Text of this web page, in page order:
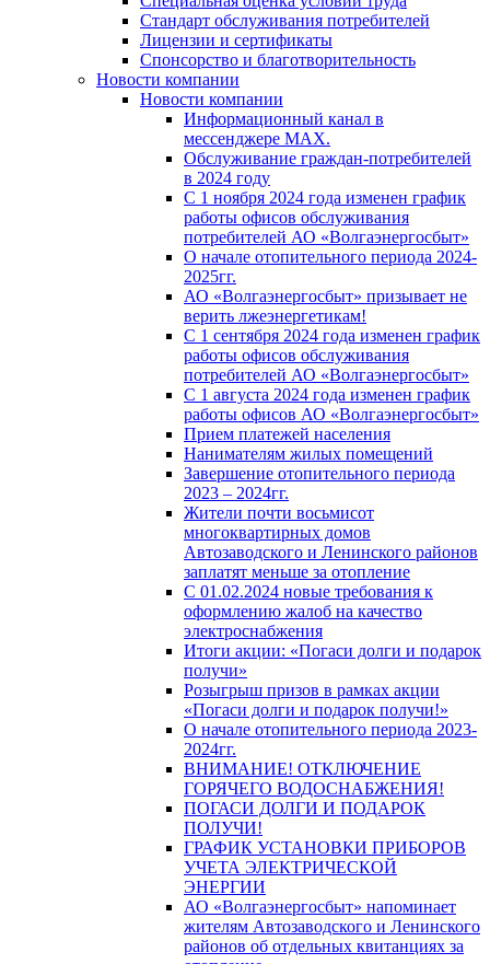
Стандарт обслуживания потребителей
Лицензии и сертификаты
Спонсорство и благотворительность
Новости компании
Новости компании
Информационный канал в
мессенджере MAX.
Обслуживание граждан-потребителей
в 2024 году
С 1 ноября 2024 года изменен график
работы офисов обслуживания
потребителей АО «Волгаэнергосбыт»
О начале отопительного периода 2024-
2025гг.
АО «Волгаэнергосбыт» призывает не
верить лжеэнергетикам!
С 1 сентября 2024 года изменен график
работы офисов обслуживания
потребителей АО «Волгаэнергосбыт»
С 1 августа 2024 года изменен график
работы офисов АО «Волгаэнергосбыт»
Прием платежей населения
Нанимателям жилых помещений
Завершение отопительного периода
2023 – 2024гг.
Жители почти восьмисот
многоквартирных домов
Автозаводского и Ленинского районов
заплатят меньше за отопление
С 01.02.2024 новые требования к
оформлению жалоб на качество
электроснабжения
Итоги акции: «Погаси долги и подарок
получи»
Розыгрыш призов в рамках акции
«Погаси долги и подарок получи!»
О начале отопительного периода 2023-
2024гг.
ВНИМАНИЕ! ОТКЛЮЧЕНИЕ
ГОРЯЧЕГО ВОДОСНАБЖЕНИЯ!
ПОГАСИ ДОЛГИ И ПОДАРОК
ПОЛУЧИ!
ГРАФИК УСТАНОВКИ ПРИБОРОВ
УЧЕТА ЭЛЕКТРИЧЕСКОЙ
ЭНЕРГИИ
АО «Волгаэнергосбыт» напоминает
жителям Автозаводского и Ленинского
районов об отдельных квитанциях за